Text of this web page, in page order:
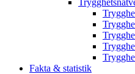
Fakta & statistik